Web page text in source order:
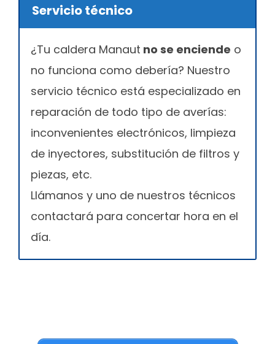
Servicio técnico
¿Tu caldera Manaut no se enciende o
no funciona como debería? Nuestro
servicio técnico está especializado en
reparación de todo tipo de averías:
inconvenientes electrónicos, limpieza
de inyectores, substitución de filtros y
piezas, etc.
Llámanos y uno de nuestros técnicos
contactará para concertar hora en el
día.